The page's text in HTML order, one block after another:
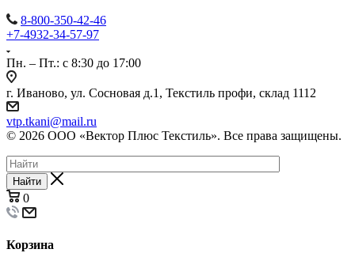
8-800-350-42-46
+7-4932-34-57-97
Пн. – Пт.: с 8:30 до 17:00
г. Иваново, ул. Сосновая д.1, Текстиль профи, склад 1112
vtp.tkani@mail.ru
© 2026 ООО «Вектор Плюс Текстиль». Все права защищены.
Найти
0
Корзина